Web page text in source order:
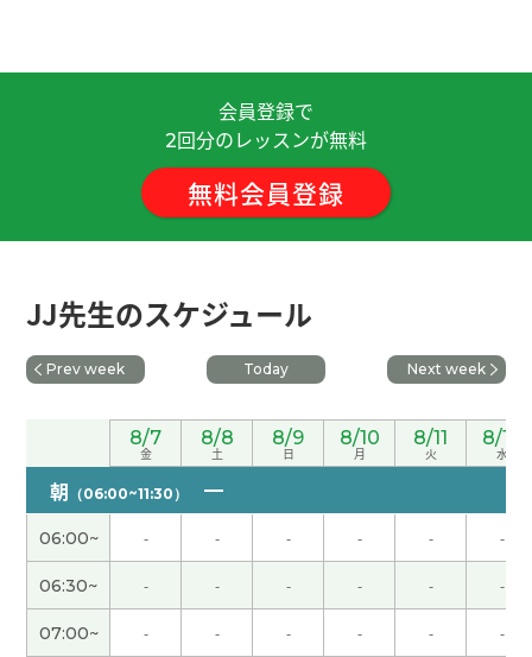
谢谢老师，我也很开心，下次见！
非常感谢您耐心解释我不明白的所有问题。
谢谢老师，下次见！( 40代 )
谢谢老师，下次见！( 40代 )
下一可我已经订了，再见！( 60代 男性 )
谢谢。下次见吧。( 男性 )
谢谢老师，下次见！ ( 40代 )
谢谢老师。今天的会话练习让我学到了很多，您帮
我纠正了很多表达。期待下次见！
会員登録で
2回分のレッスンが無料
無料会員登録
JJ先生のスケジュール
Prev week Today Next week
8/7
金
8/8
土
8/9
日
8/10
月
8/11
火
8/12
水
朝 （06:00~11:30）
06:00~ - - - - - -
06:30~ - - - - - -
07:00~ - - - - - -